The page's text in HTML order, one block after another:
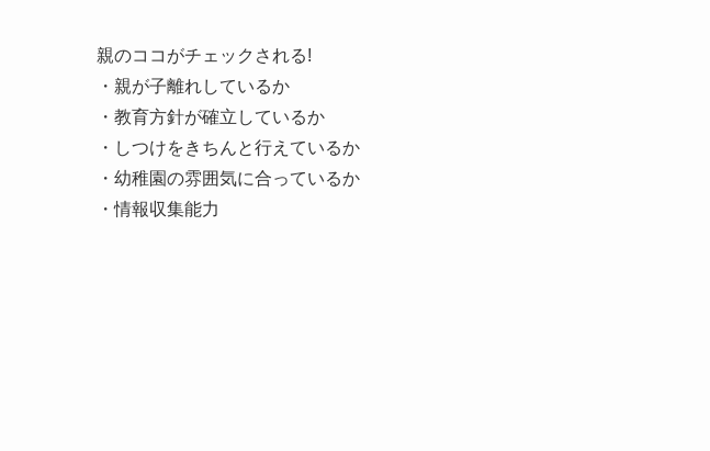
親のココがチェックされる!
・親が子離れしているか
・教育方針が確立しているか
・しつけをきちんと行えているか
・幼稚園の雰囲気に合っているか
・情報収集能力